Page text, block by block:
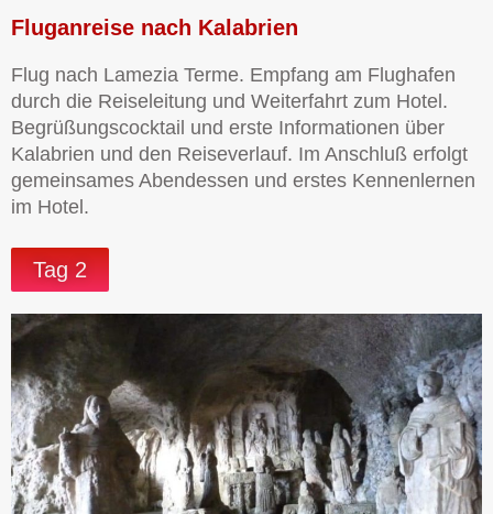
Fluganreise nach Kalabrien
Flug nach Lamezia Terme. Empfang am Flughafen
durch die Reiseleitung und Weiterfahrt zum Hotel.
Begrüßungscocktail und erste Informationen über
Kalabrien und den Reiseverlauf. Im Anschluß erfolgt
gemeinsames Abendessen und erstes Kennenlernen
im Hotel.
Tag 2